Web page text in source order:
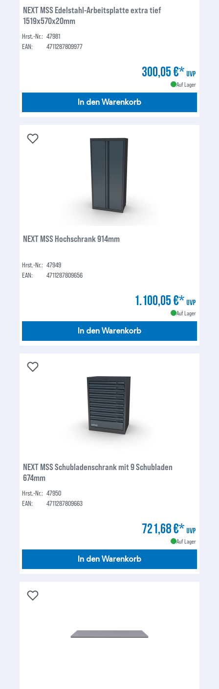
NEXT MSS Edelstahl-Arbeitsplatte extra tief
1519x570x20mm
Hrst.-Nr.: 47981
EAN:
4711287809977
300,05 €* UVP
Auf Lager
In den Warenkorb
NEXT MSS Hochschrank 914mm
Hrst.-Nr.: 47949
EAN:
4711287809656
1.100,05 €* UVP
Auf Lager
In den Warenkorb
NEXT MSS Schubladenschrank mit 9 Schubladen
674mm
Hrst.-Nr.: 47950
EAN:
4711287809663
721,68 €* UVP
Auf Lager
In den Warenkorb